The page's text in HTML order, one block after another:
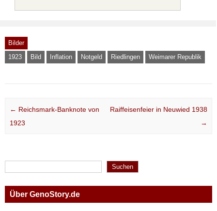
Bilder
1923
Bild Inflation Notgeld Riedlingen Weimarer Republik
Post navigation
← Reichsmark-Banknote von
1923
Raiffeisenfeier in Neuwied 1938
→
Suchen
Suchen
Über GenoStory.de